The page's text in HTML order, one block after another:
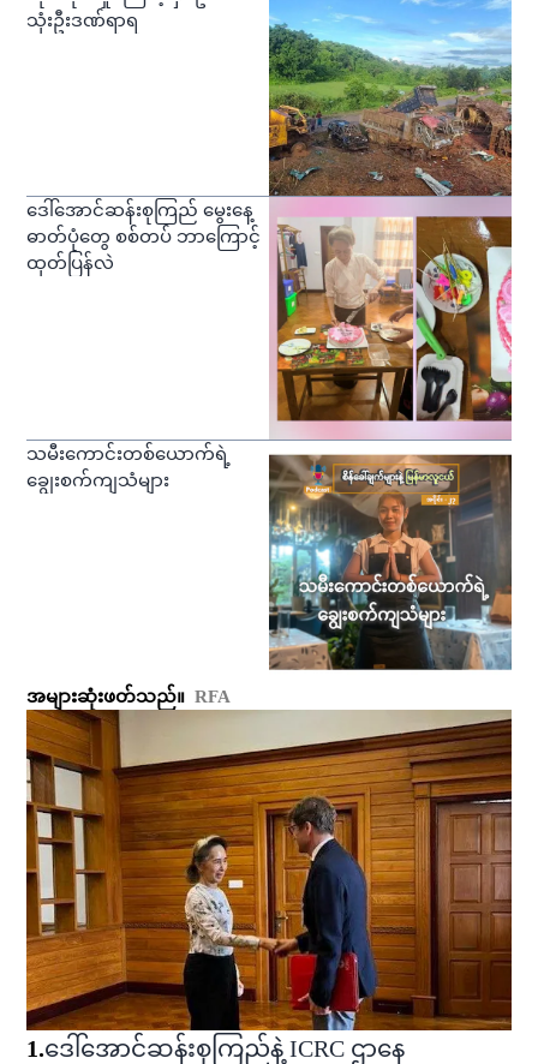
သုံးဦးဒဏ်ရာရ
ဒေါ်အောင်ဆန်းစုကြည် မွေးနေ့
ဓာတ်ပုံတွေ စစ်တပ် ဘာကြောင့်
ထုတ်ပြန်လဲ
သမီးကောင်းတစ်ယောက်ရဲ့
ချွေးစက်ကျသံများ
အများဆုံးဖတ်သည်။ RFA
1.ဒေါ်အောင်ဆန်းစုကြည်နဲ့ ICRC ဌာနေ